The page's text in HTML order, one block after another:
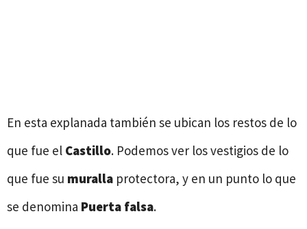
En esta explanada también se ubican los restos de lo
que fue el Castillo. Podemos ver los vestigios de lo
que fue su muralla protectora, y en un punto lo que
se denomina Puerta falsa.